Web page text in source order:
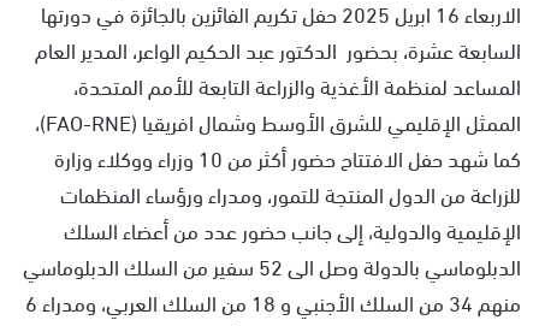
الاربعاء 16 ابريل 2025 حفل تكريم الفائزين بالجائزة في دورتها
السابعة عشرة، بحضور الدكتور عبد الحكيم الواعر، المدير العام
المساعد لمنظمة الأغذية والزراعة التابعة للأمم المتحدة،
الممثل الإقليمي للشرق الأوسط وشمال افريقيا (FAO-RNE)،
كما شهد حفل الافتتاح حضور أكثر من 10 وزراء ووكلاء وزارة
للزراعة من الدول المنتجة للتمور، ومدراء ورؤساء المنظمات
الإقليمية والدولية، إلى جانب حضور عدد من أعضاء السلك
الدبلوماسي بالدولة وصل الى 52 سفير من السلك الدبلوماسي
منهم 34 من السلك الأجنبي و 18 من السلك العربي، ومدراء 6